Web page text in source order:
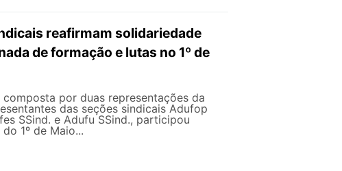
reafirmam solidariedade
de formação e lutas no 1º de
por duas representações da
das seções sindicais Adufop
SSind. e Adufu SSind., participou
1º de Maio...